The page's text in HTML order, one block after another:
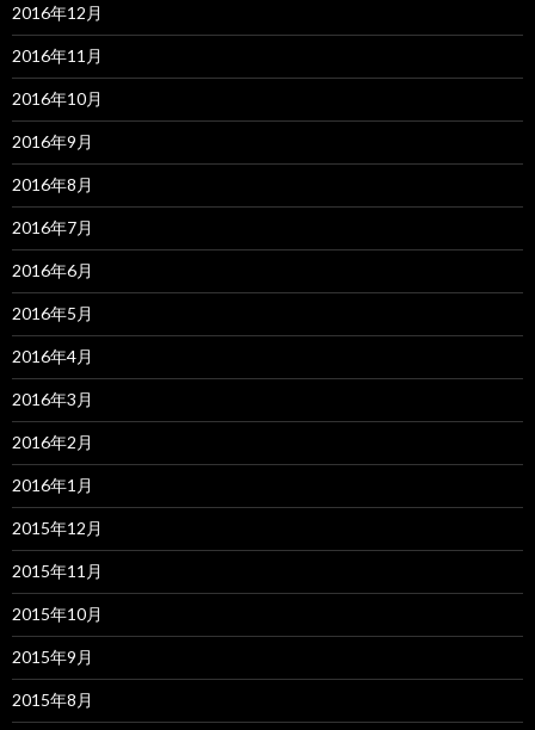
2016年12月
2016年11月
2016年10月
2016年9月
2016年8月
2016年7月
2016年6月
2016年5月
2016年4月
2016年3月
2016年2月
2016年1月
2015年12月
2015年11月
2015年10月
2015年9月
2015年8月